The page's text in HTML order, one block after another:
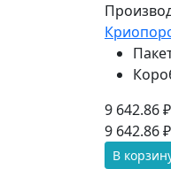
9 642.86
9 642.86 ₽
В